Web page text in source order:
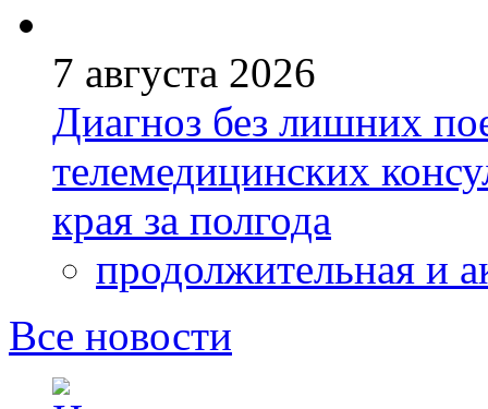
7 августа 2026
Диагноз без лишних
телемедицинских
края за полгода
продолжительная и
Все новости